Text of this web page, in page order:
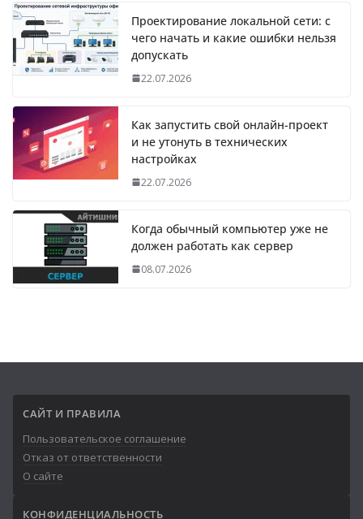
Проектирование локальной сети: с
чего начать и какие ошибки нельзя
допускать
22.07.2026
Как запустить свой онлайн-проект
и не утонуть в технических
настройках
22.07.2026
Когда обычный компьютер уже не
должен работать как сервер
08.07.2026
САЙТ И ПРАВИЛА
Пользовательское соглашение
Отказ от ответственности
О сайте
КОНФИДЕНЦИАЛЬНОСТЬ